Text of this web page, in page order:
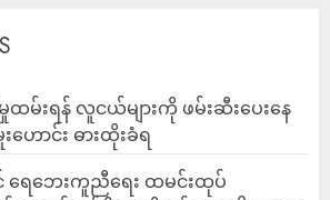
မ်းရန် လူငယ်များကို ဖမ်းဆီးပေးနေ
ောင်း ဓားထိုးခံရ
ရေဘေးကူညီရေး ထမင်းထုပ်